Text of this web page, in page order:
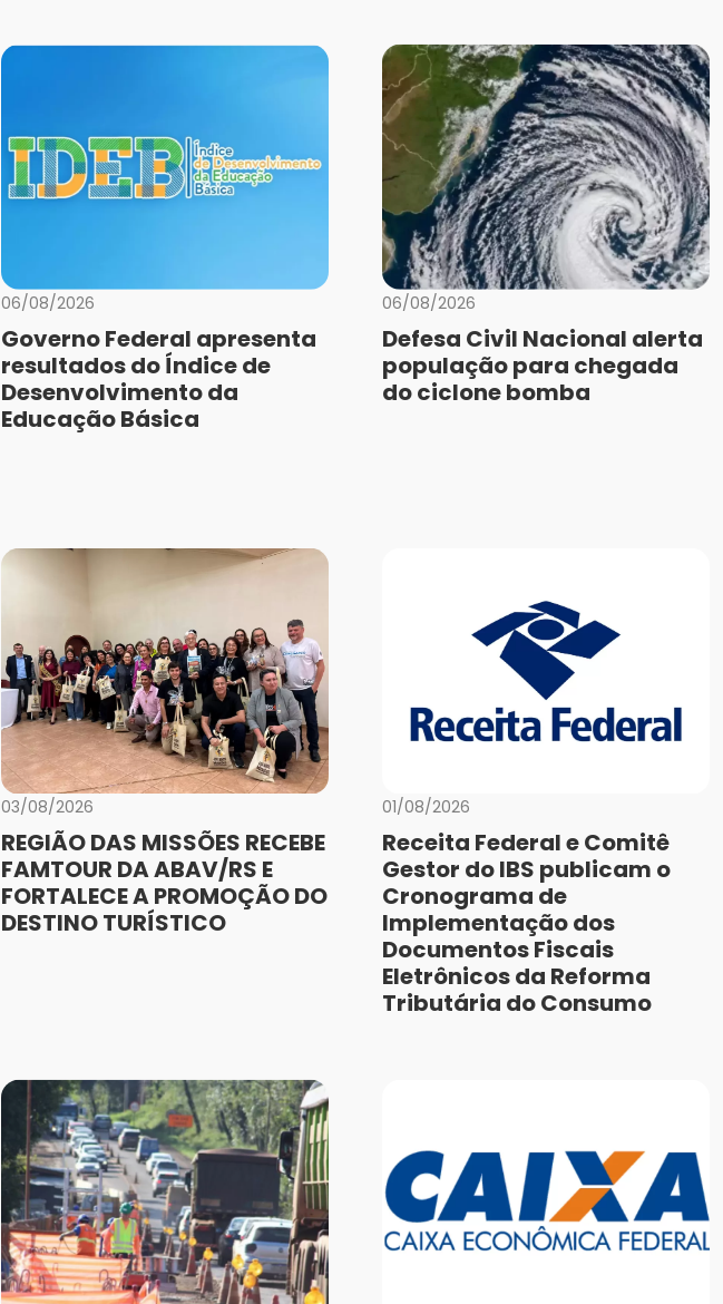
06/08/2026
Governo Federal apresenta
resultados do Índice de
Desenvolvimento da
Educação Básica
06/08/2026
Defesa Civil Nacional alerta
população para chegada
do ciclone bomba
03/08/2026
REGIÃO DAS MISSÕES RECEBE
FAMTOUR DA ABAV/RS E
FORTALECE A PROMOÇÃO DO
DESTINO TURÍSTICO
01/08/2026
Receita Federal e Comitê
Gestor do IBS publicam o
Cronograma de
Implementação dos
Documentos Fiscais
Eletrônicos da Reforma
Tributária do Consumo